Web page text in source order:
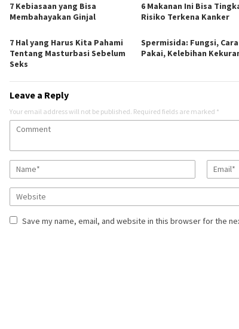
7 Kebiasaan yang Bisa
Membahayakan Ginjal
6 Makanan Ini Bisa
Risiko Terkena Kanker
7 Hal yang Harus Kita Pahami
Tentang Masturbasi Sebelum
Seks
Spermisida: Fungsi, Cara
Pakai, Kelebihan
Leave a Reply
Your email address will not be published. Required fields are marked *
Save my name, email, and website in this browser for the